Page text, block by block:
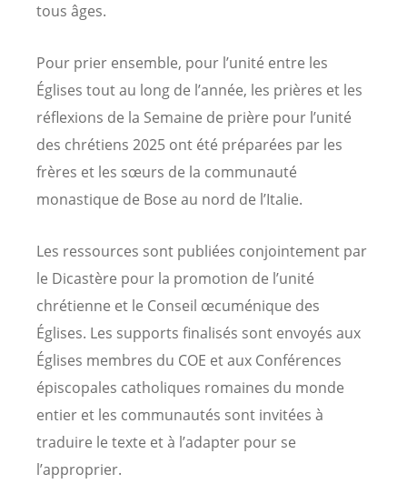
tous âges.
Pour prier ensemble, pour l’unité entre les
Églises tout au long de l’année, les prières et les
réflexions de la Semaine de prière pour l’unité
des chrétiens 2025 ont été préparées par les
frères et les sœurs de la communauté
monastique de Bose au nord de l’Italie.
Les ressources sont publiées conjointement par
le Dicastère pour la promotion de l’unité
chrétienne et le Conseil œcuménique des
Églises. Les supports finalisés sont envoyés aux
Églises membres du COE et aux Conférences
épiscopales catholiques romaines du monde
entier et les communautés sont invitées à
traduire le texte et à l’adapter pour se
l’approprier.